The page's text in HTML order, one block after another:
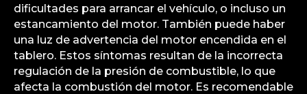
dificultades para arrancar el vehículo, o incluso un
estancamiento del motor. También puede haber
una luz de advertencia del motor encendida en el
tablero. Estos síntomas resultan de la incorrecta
regulación de la presión de combustible, lo que
afecta la combustión del motor. Es recomendable